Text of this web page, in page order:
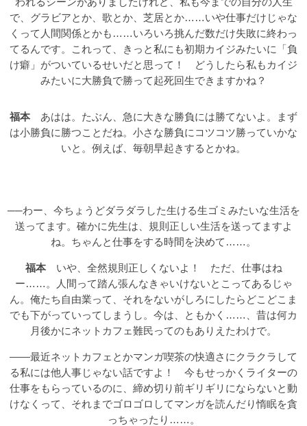
で、グラビアとか、歌とか、芝居とか……いや仕事だけじゃな
くって人間関係とかも……いろいろ挑んだ数だけ失敗に終わっ
てるんです。これって、きっと私にも初期カイジみたいに「負
け癖」がついているせいだと思って！ どうしたら私もカイジ
みたいに大勝負で勝って起死回生できますかね？
福本 あはは。たぶん、急に大きな勝負には勝てないよ。まず
は小勝負に勝つことだね。小さな勝負にコツコツ勝っていかな
いと。例えば、毎朝早起きするとかね。
──わー、今ちょうどダラダラした生ける生ゴミみたいな生活を
送ってます。確かに先生は、規則正しい生活を送ってますよ
ね。ちゃんと仕事をする時間を決めて……。
福本いや、全然規則正しくないよ！ ただ、仕事はね
ー……。人間って踏ん張んなきゃいけないとこってあるじゃ
ん。俺たち自由業って、それをないがしろにしたらどこどこま
でも下がっていってしまうし。今は、ともかく……、昔は何カ
月後かにネットカフェ難民ってのもありえたわけで。
――最近ネットカフェとかマンガ喫茶の快適さにクラクラして
る私には他人事じゃない話ですよ！ 今もせっかくライターの
仕事をもらっているのに、締め切り前ギリギリにならないと動
けなくって、それまでゴロゴロしてマンガを読んだり惰眠を貪
っちゃったり……。